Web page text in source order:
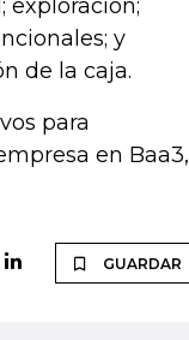
exploración;
y
de la caja.
para
en Baa3,
GUARDAR